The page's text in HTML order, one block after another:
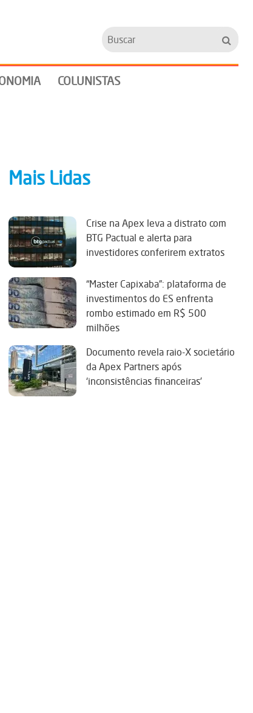
Buscar
COLUNISTAS
Mais Lidas
Crise na Apex leva a distrato com
BTG Pactual e alerta para
investidores conferirem extratos
“Master Capixaba”: plataforma de
investimentos do ES enfrenta
rombo estimado em R$ 500
milhões
Documento revela raio-X societário
da Apex Partners após
‘inconsistências financeiras’